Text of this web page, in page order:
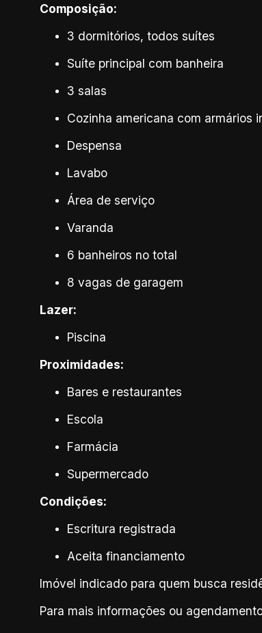
Composição:
3 dormitórios, todos suítes
Suíte principal com banheira
3 salas
Cozinha americana com armários
Despensa
Lavabo
Área de serviço
Varanda
6 banheiros no total
8 vagas de garagem
Lazer:
Piscina
Proximidades:
Bares e restaurantes
Escola
Farmácia
Supermercado
Condições:
Escritura registrada
Aceita financiamento
Imóvel indicado para quem busca
Para mais informações ou